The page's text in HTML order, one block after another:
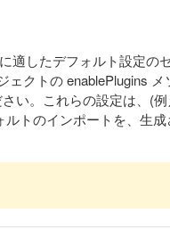
適したデフォルト設定の
ェクトの enablePlugins メ
い。これらの設定は、(
トのインポートを、生